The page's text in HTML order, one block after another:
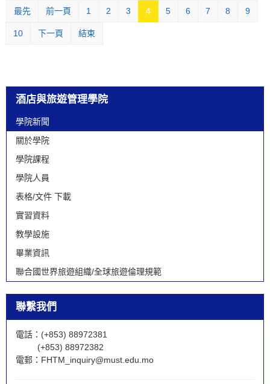
最先 前一頁 1 2 3 4 5 6 7 8 9
10 下一頁 結束
酒店與旅遊管理學院
學院新聞
關於學院
學院課程
學院人員
表格/文件 下載
實習資料
教學設施
畢業資訊
聯合國世界旅遊組織/全球旅遊倫理規範
聯繫我們
電話：(+853) 88972381
(+853) 88972382
電郵： FHTM_inquiry@must.edu.mo